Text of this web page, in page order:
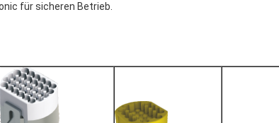
für sicheren Betrieb.